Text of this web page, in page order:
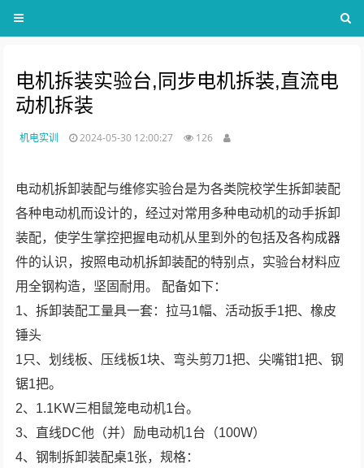
电机拆装实验台,同步电机拆装,直流电
动机拆装
机电实训 2024-05-30 12:00:27 126
电动机拆卸装配与维修实验台是为各类院校学生拆卸装配
各种电动机而设计的，经过对常用多种电动机的动手拆卸
装配，使学生掌控把握电动机从里到外的包括及各构成器
件的认识，按照电动机拆卸装配的特别点，实验台材料应
用全钢构造，坚固耐用。 配备如下：
1、拆卸装配工量具一套：拉马1幅、活动扳手1把、橡皮
锤头
1只、划线板、压线板1块、弯头剪刀1把、尖嘴钳1把、钢
锯1把。
2、1.1KW三相鼠笼电动机1台。
3、直线DC他（并）励电动机1台（100W）
4、钢制拆卸装配桌1张，规格：